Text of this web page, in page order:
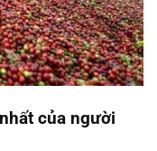
của người